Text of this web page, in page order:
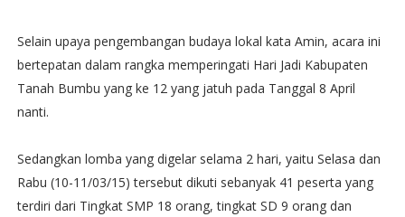
Selain upaya pengembangan budaya lokal kata Amin, acara ini
bertepatan dalam rangka memperingati Hari Jadi Kabupaten
Tanah Bumbu yang ke 12 yang jatuh pada Tanggal 8 April
nanti.
Sedangkan lomba yang digelar selama 2 hari, yaitu Selasa dan
Rabu (10-11/03/15) tersebut dikuti sebanyak 41 peserta yang
terdiri dari Tingkat SMP 18 orang, tingkat SD 9 orang dan